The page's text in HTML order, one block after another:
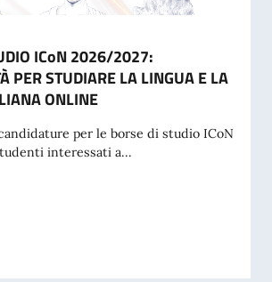
ICoN 2026/2027:
PER STUDIARE LA LINGUA E LA
ONLINE
per le borse di studio ICoN
interessati a...
STUDIO ICoN 2026/2027: OPPORTUNITÀ PER